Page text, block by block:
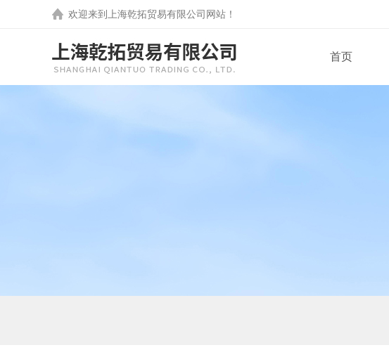
欢迎来到 上海乾拓贸易有限公司 网站！
首页